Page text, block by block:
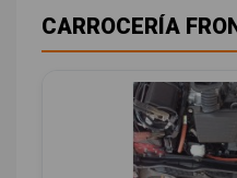
CARROCERÍA